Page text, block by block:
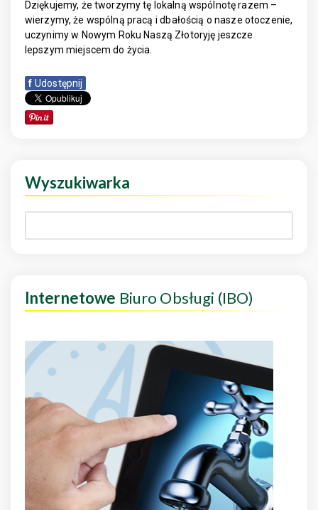
Dziękujemy, że tworzymy tę lokalną wspólnotę razem –
wierzymy, że wspólną pracą i dbałością o nasze otoczenie,
uczynimy w Nowym Roku Naszą Złotoryję jeszcze
lepszym miejscem do życia.
f Udostępnij
Wyszukiwarka
Internetowe Biuro Obsługi (IBO)